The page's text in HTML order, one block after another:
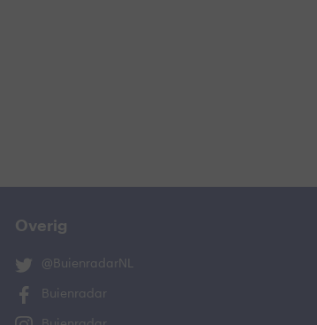
Overig
@BuienradarNL
Buienradar